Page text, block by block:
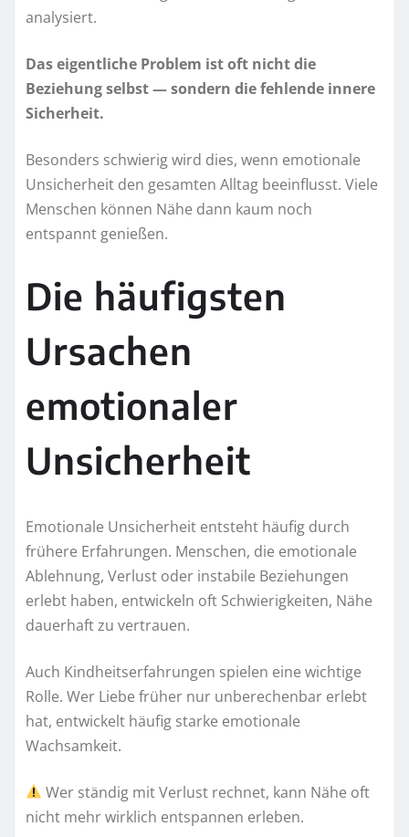
analysiert.
Das eigentliche Problem ist oft nicht die
Beziehung selbst — sondern die fehlende innere
Sicherheit.
Besonders schwierig wird dies, wenn emotionale
Unsicherheit den gesamten Alltag beeinflusst. Viele
Menschen können Nähe dann kaum noch
entspannt genießen.
Die häufigsten
Ursachen
emotionaler
Unsicherheit
Emotionale Unsicherheit entsteht häufig durch
frühere Erfahrungen. Menschen, die emotionale
Ablehnung, Verlust oder instabile Beziehungen
erlebt haben, entwickeln oft Schwierigkeiten, Nähe
dauerhaft zu vertrauen.
Auch Kindheitserfahrungen spielen eine wichtige
Rolle. Wer Liebe früher nur unberechenbar erlebt
hat, entwickelt häufig starke emotionale
Wachsamkeit.
Wer ständig mit Verlust rechnet, kann Nähe oft
nicht mehr wirklich entspannen erleben.